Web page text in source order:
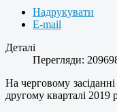
Надрукувати
E-mail
Деталі
Перегляди:
На черговому
другому кварталі 2019